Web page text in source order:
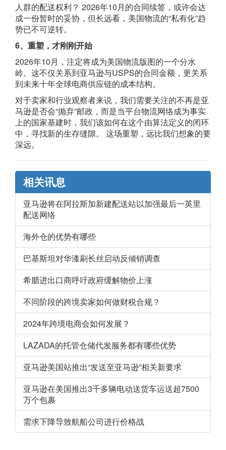
人群的配送权利？ 2026年10月的合同续签，或许会达
成一份暂时的妥协，但长远看，美国物流的“私有化”趋
势已不可逆转。
6、重塑，才刚刚开始
2026年10月，注定将成为美国物流版图的一个分水
岭。这不仅关系到亚马逊与USPS的合同金额，更关系
到未来十年全球电商供应链的成本结构。
对于卖家和行业观察者来说，我们需要关注的不再是亚
马逊是否会“抛弃”邮政，而是当平台物流网络成为事实
上的国家基建时，我们该如何在这个由算法定义的闭环
中，寻找新的生存缝隙。 这场重塑，远比我们想象的要
深远。
相关讯息
亚马逊将在阿拉斯加新建配送站以加强最后一英里
配送网络
海外仓的优势有哪些
巴基斯坦对华漆刷长丝启动反倾销调查
希腊进出口商呼吁政府缓解物价上涨
不同阶段的跨境卖家如何做财税合规？
2024年跨境电商会如何发展？
LAZADA的托管仓储代发服务都有哪些优势
亚马逊美国站推出“发送至亚马逊”相关新要求
亚马逊在美国推出3千多辆电动送货车运送超7500
万个包裹
需求下降导致航船公司进行价格战